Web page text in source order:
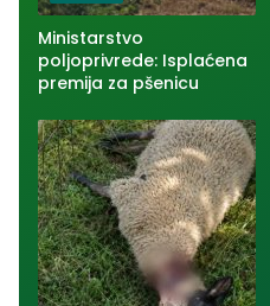
Ministarstvo
poljoprivrede: Isplaćena
premija za pšenicu